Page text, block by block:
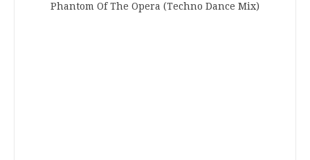
Phantom Of The Opera (Techno Dance Mix)